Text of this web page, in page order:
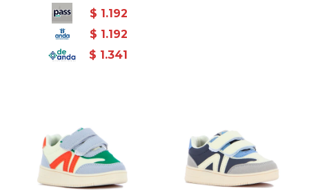
$ 1.192
$ 1.192
$ 1.341